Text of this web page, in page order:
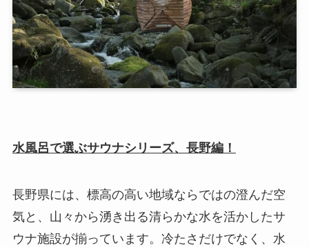
水風呂で選ぶサウナシリーズ、長野編！
長野県には、標高の高い地域ならではの澄んだ空
気と、山々から湧き出る清らかな水を活かしたサ
ウナ施設が揃っています。冷たさだけでなく、水